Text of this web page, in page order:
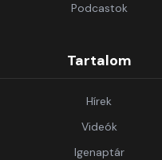
Podcastok
Tartalom
Hírek
Videók
Igenaptár